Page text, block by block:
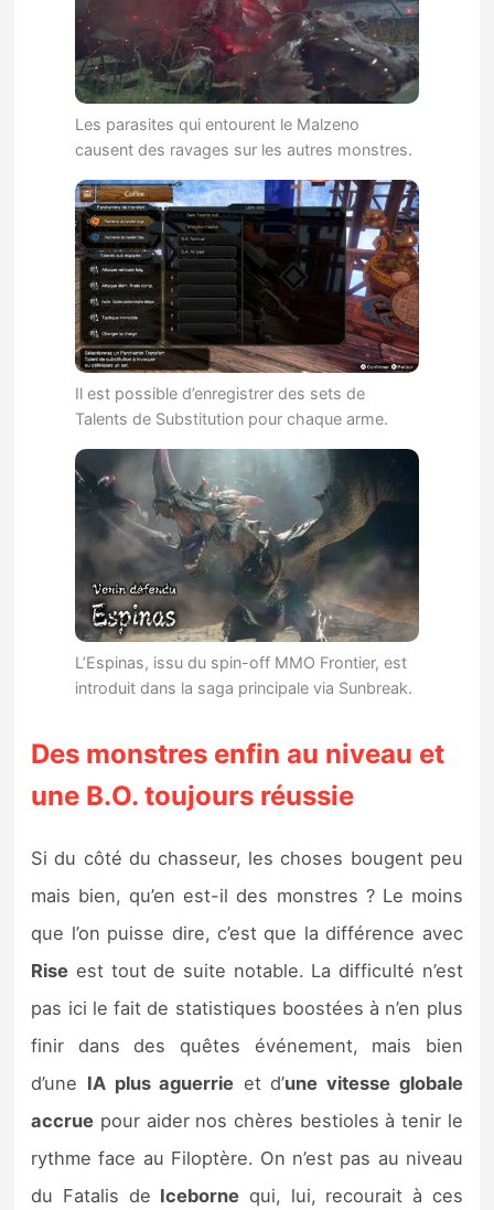
Les parasites qui entourent le Malzeno
causent des ravages sur les autres monstres.
Il est possible d’enregistrer des sets de
Talents de Substitution pour chaque arme.
L’Espinas, issu du spin-off MMO Frontier, est
introduit dans la saga principale via Sunbreak.
Des monstres enfin au niveau et
une B.O. toujours réussie
Si du côté du chasseur, les choses bougent peu
mais bien, qu’en est-il des monstres ? Le moins
que l’on puisse dire, c’est que la différence avec
Rise est tout de suite notable. La difficulté n’est
pas ici le fait de statistiques boostées à n’en plus
finir dans des quêtes événement, mais bien
d’une IA plus aguerrie et d’une vitesse globale
accrue pour aider nos chères bestioles à tenir le
rythme face au Filoptère. On n’est pas au niveau
du Fatalis de Iceborne qui, lui, recourait à ces